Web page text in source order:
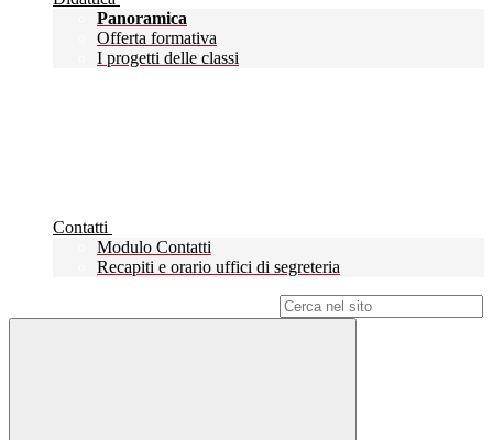
Panoramica
Offerta formativa
I progetti delle classi
Contatti
Modulo Contatti
Recapiti e orario uffici di segreteria